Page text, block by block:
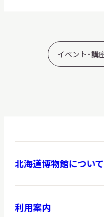
イベント・講
北海道博物館について
利用案内